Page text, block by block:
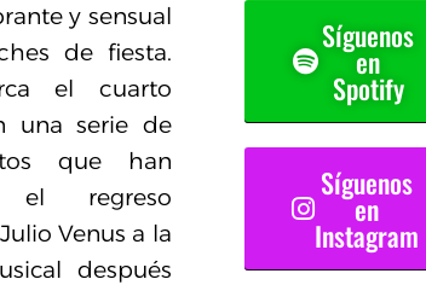
y sensual
de fiesta.
el cuarto
una serie de
que han
el regreso
Venus a la
después
Síguenos
en
Spotify
Síguenos
en
Instagram